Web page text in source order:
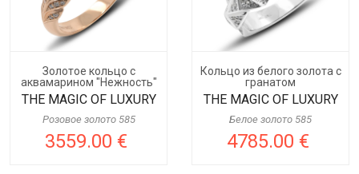
Золотое кольцо с
аквамарином "Нежность"
THE MAGIC OF LUXURY
Розовое золото 585
3559.00 €
Кольцо из белого золота с
гранатом
THE MAGIC OF LUXURY
Белое золото 585
4785.00 €